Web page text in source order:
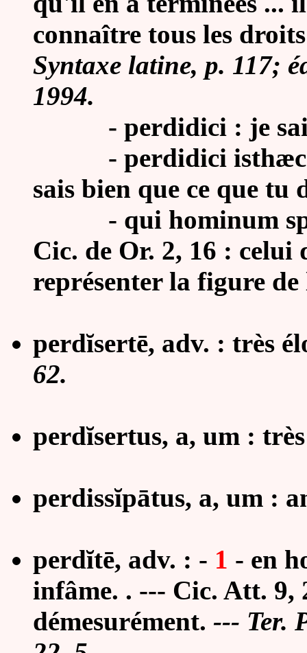
connaître tous les
Syntaxe latine, p. 117;
1994.
- perdidici : je sais
- perdidici isthæc
sais bien que ce que tu
- qui hominum
Cic. de Or. 2, 16 :
représenter la figure
perdĭsertē, adv. : très
62.
perdĭsertus, a, um :
perdissĭpātus, a, um :
perdĭtē, adv. : - 1 - en
infâme. . --- Cic. Att. 9,
démesurément. --- Ter.